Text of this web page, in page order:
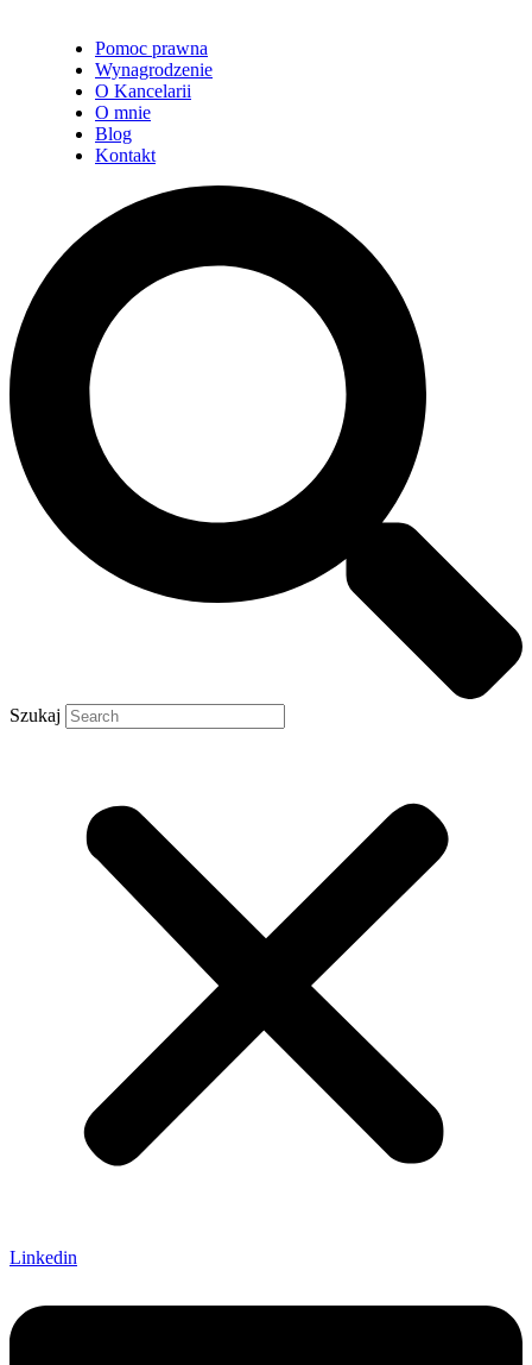
Pomoc prawna
Wynagrodzenie
O Kancelarii
O mnie
Blog
Kontakt
Szukaj
Linkedin